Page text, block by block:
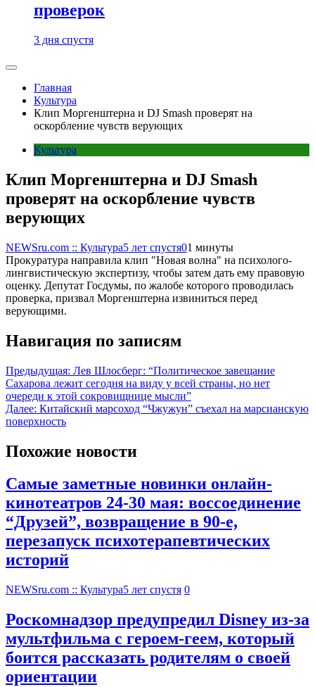
проверок
3 дня спустя
Главная
Культура
Клип Моргенштерна и DJ Smash проверят на
оскорбление чувств верующих
Культура
Клип Моргенштерна и DJ Smash
проверят на оскорбление чувств
верующих
NEWSru.com :: Культура5 лет спустя01 минуты
Прокуратура направила клип "Новая волна" на психолого-
лингвистическую экспертизу, чтобы затем дать ему правовую
оценку. Депутат Госдумы, по жалобе которого проводилась
проверка, призвал Моргенштерна извиниться перед
верующими.
Навигация по записям
Предыдущая: Лев Шлосберг: “Политическое завещание
Сахарова лежит сегодня на виду у всей страны, но нет
очереди к этой сокровищнице мысли”
Далее: Китайский марсоход “Чжужун” съехал на марсианскую
поверхность
Похожие новости
Самые заметные новинки онлайн-
кинотеатров 24-30 мая: воссоединение
“Друзей”, возвращение в 90-е,
перезапуск психотерапевтических
историй
NEWSru.com :: Культура5 лет спустя 0
Роскомнадзор предупредил Disney из-за
мультфильма c героем-геем, который
боится рассказать родителям о своей
ориентации